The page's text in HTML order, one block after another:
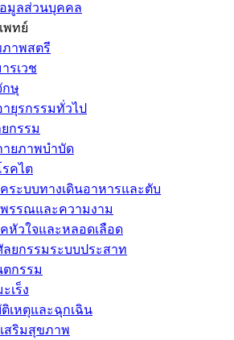
มูลส่วนบุคคล
พทย์
าพสตรี
รเวช
กษุ
ยุรกรรมทั่วไป
กรรม
ยภาพบำบัด
คไต
ระบบทางเดินอาหารและตับ
รรณและความงาม
หัวใจและหลอดเลือด
ยกรรมระบบประสาท
กรรม
เร็ง
เหตุและฉุกเฉิน
สริมสุขภาพ